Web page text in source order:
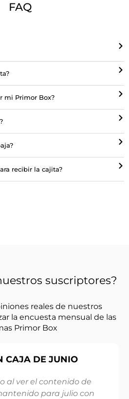
FAQ
mi Primor Box?
recibir la cajita?
suscriptores?
reales de nuestros
la encuesta mensual de las
Primor Box
encantado porque hay cosas
como la bruma
CAJA DE JUNIO